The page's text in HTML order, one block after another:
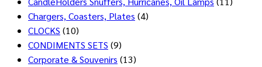
Chargers, Coasters, Plates (4)
CLOCKS (10)
CONDIMENTS SETS (9)
Corporate & Souvenirs (13)